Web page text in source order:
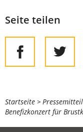
Seite teilen
Sie
befinden
Startseite
Benefizkonzert für